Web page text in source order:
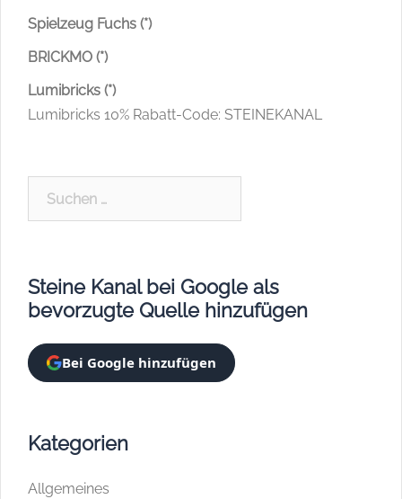
Spielzeug Fuchs (*)
BRICKMO (*)
Lumibricks (*)
Lumibricks 10% Rabatt-Code: STEINEKANAL
Steine Kanal bei Google als
bevorzugte Quelle hinzufügen
Bei Google hinzufügen
Kategorien
Allgemeines